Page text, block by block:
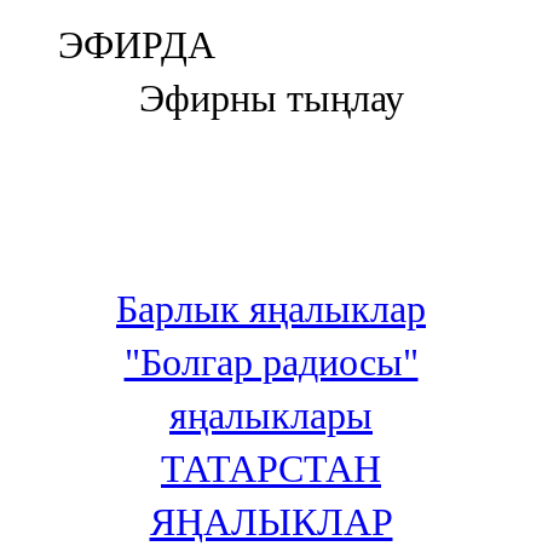
Болгар
106,0 FM
Бөгелмә
100,3 FM
106,6 FM
Кадыбаш
105,2 FM
ЭФИРДА
Эфирны тыңлау
Барлык яңалыклар
"Болгар радиосы"
яңалыклары
ТАТАРСТАН
ЯҢАЛЫКЛАР